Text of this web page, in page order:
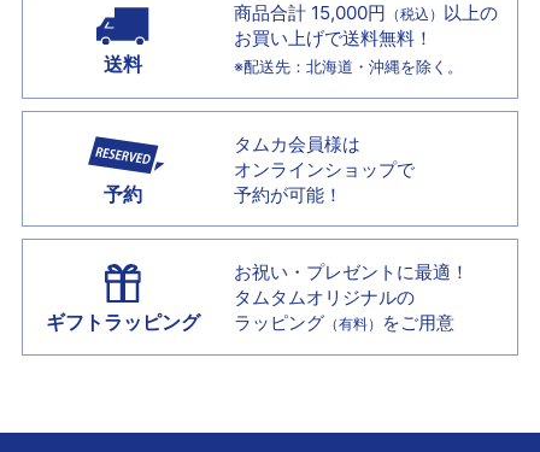
送料
商品合計 15,000円 （税込） 以上の
お買い上げで送料無料！
※配送先：北海道・沖縄を除く。
予約
タムカ会員様は
オンラインショップで
予約が可能！
ギフトラッピング
お祝い・プレゼントに最適！
タムタムオリジナルの
ラッピング （有料） をご用意